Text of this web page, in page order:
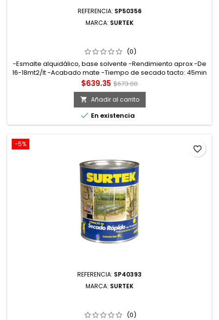
REFERENCIA: SP50356
MARCA: SURTEK
(0)
-Esmalte alquidálico, base solvente -Rendimiento aprox -De
16-18mt2/lt -Acabado mate -Tiempo de secado tacto: 45min
curado: 7días 80%
Precio
$639.35 Precio
base
$673.00
 Añadir al carrito
 En existencia
-5%
REFERENCIA: SP40393
MARCA: SURTEK
(0)
favorite_border